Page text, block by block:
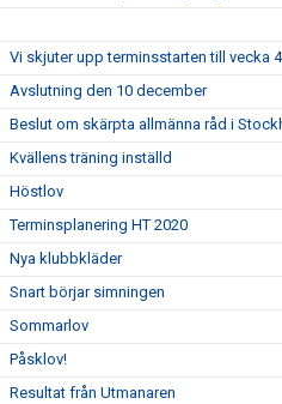
Vi skjuter upp terminsstarten till vecka 4
Avslutning den 10 december
Beslut om skärpta allmänna råd i
Kvällens träning inställd
Höstlov
Terminsplanering HT 2020
Nya klubbkläder
Snart börjar simningen
Sommarlov
Påsklov!
Resultat från Utmanaren